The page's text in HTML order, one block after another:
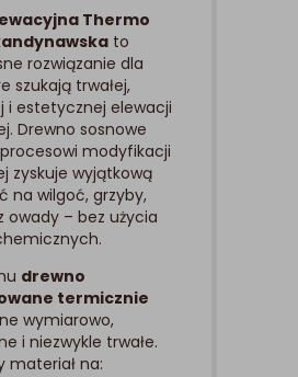
Thermo
to
rozwiązanie dla
szukają trwałej,
i estetycznej elewacji
Drewno sosnowe
modyfikacji
zyskuje wyjątkową
na wilgoć, grzyby,
owady – bez użycia
drewno
termicznie
wymiarowo,
i niezwykle trwałe.
materiał na: